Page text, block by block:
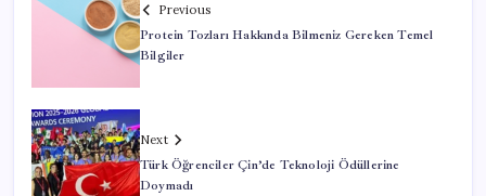
Previous
Protein Tozları Hakkında Bilmeniz Gereken Temel
Bilgiler
Next
Türk Öğrenciler Çin’de Teknoloji Ödüllerine
Doymadı